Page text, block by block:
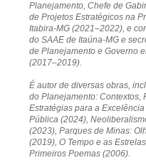
Planejamento, Chefe de
de Projetos Estratégicos na
Itabira-MG (2021–2022), e
do SAAE de Itaúna-MG e
de Planejamento e Governo
(2017–2019).
É autor de diversas obras,
do Planejamento: Contextos,
Estratégias para a
Pública (2024),
(2023), Parques de Minas:
(2019), O Tempo e as
Primeiros Poemas (2006).